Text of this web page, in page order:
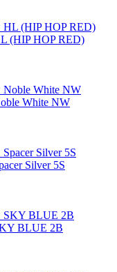
(HIP HOP RED)
White NW
Silver 5S
BLUE 2B